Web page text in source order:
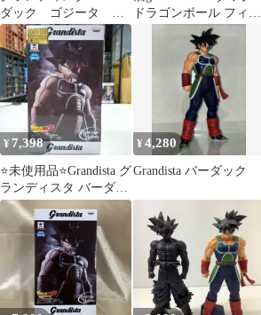
ダック ゴジータ フ
ィギュア
ドラゴンボール フィギ
¥7,398
⭐未使用品⭐Grandista グ
ランディスタ バーダッ
ク 0100
¥4,280
Grandista バーダック